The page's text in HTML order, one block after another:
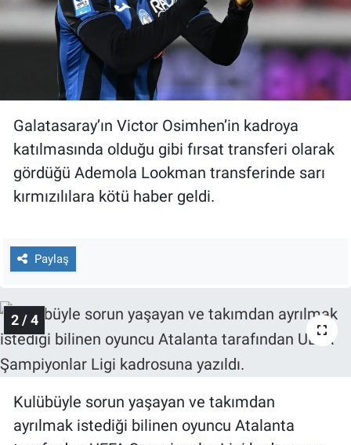
Galatasaray’ın Victor Osimhen’in kadroya
katılmasında olduğu gibi fırsat transferi olarak
gördüğü Ademola Lookman transferinde sarı
kırmızılılara kötü haber geldi.
Paylaş
2 / 4
Kulübüyle sorun yaşayan ve takımdan
ayrılmak istediği bilinen oyuncu Atalanta
İlan
Kimdir
Kültür Sanat
Ne demişti
Popüler
Programlar
Sağlık
Teknoloji